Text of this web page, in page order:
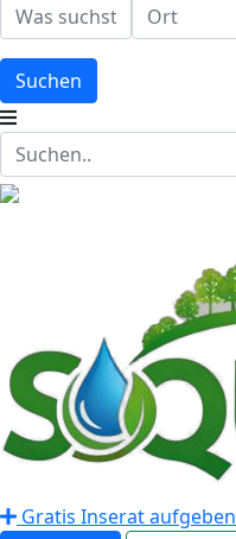
Suchen
Gratis Inserat aufgeben